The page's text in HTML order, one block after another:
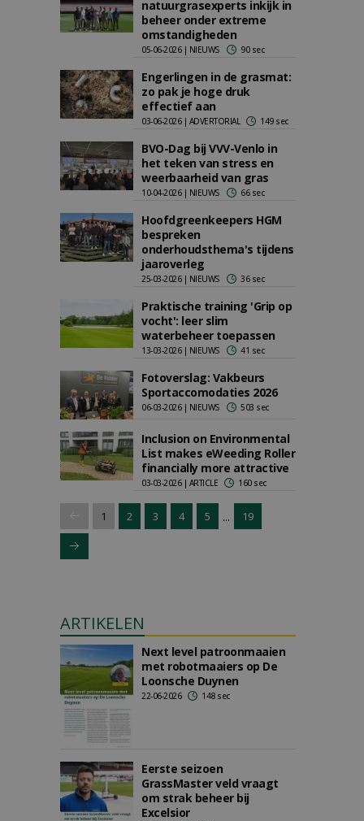
natuurgrasexperts inkijk in
beheer onder extreme
omstandigheden
05-06-2026 | NIEUWS 90 sec
Engerlingen in de grasmat:
zo pak je hoge druk
effectief aan
03-06-2026 | ADVERTORIAL 149 sec
BVO-Dag bij VVV-Venlo in
het teken van stress en
weerbaarheid van gras
10-04-2026 | NIEUWS 66 sec
Hoofdgreenkeepers HGM
bespreken
onderhoudsthema's tijdens
jaaroverleg
25-03-2026 | NIEUWS 36 sec
Praktische training 'Grip op
vocht': leer slim
waterbeheer toepassen
13-03-2026 | NIEUWS 41 sec
Fotoverslag: Vakbeurs
Sportaccomodaties 2026
06-03-2026 | NIEUWS 503 sec
Inclusion on Environmental
List makes eWeeding Roller
financially more attractive
03-03-2026 | ARTICLE 160 sec
1 2 3 4 5 ... 19
ARTIKELEN
Next level patroonmaaien
met robotmaaiers op De
Loonsche Duynen
22-06-2026 148 sec
Eerste seizoen
GrassMaster veld vraagt
om strak beheer bij
Excelsior